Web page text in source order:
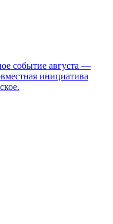
событие августа —
инициатива